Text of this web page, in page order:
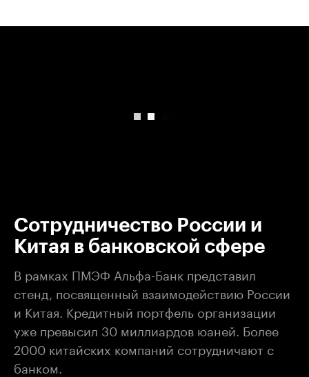
Сотрудничество России и
Китая в банковской сфере
В рамках ПМЭФ Альфа-Банк представил
стенд, посвященный взаимодействию России
и Китая. Кредитный портфель организации
уже превысил 30 миллиардов юаней. Более
2000 китайских компаний сотрудничают с
банком.